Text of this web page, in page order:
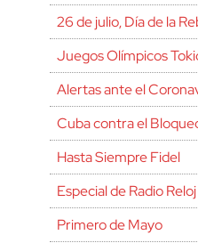
26 de julio, Día de la
Juegos Olímpicos
Alertas ante el
Cuba contra el
Hasta Siempre Fidel
Especial de Radio
Primero de Mayo